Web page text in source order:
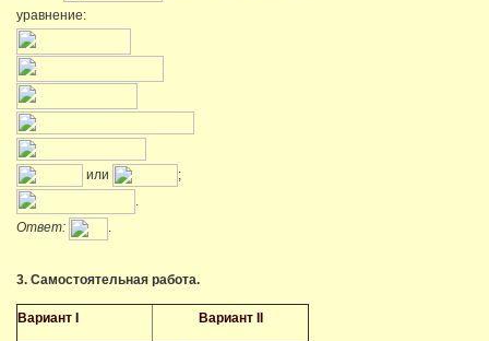
уравнение:
или
;
.
Ответ:
.
3. Самостоятельная работа.
Вариант Вариант